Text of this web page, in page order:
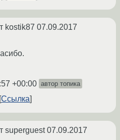
kostik87 07.09.2017
+00:00 автор топика
Ссылка
superguest07.09.2017